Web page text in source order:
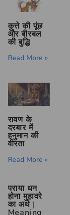
कुत्ते की पूंछ
और बीरबल
की बुद्धि
Read More »
रावण के
दरबार में
हनुमान की
वीरता
Read More »
पराया धन
होना मुहावरे
का अर्थ |
Meaning